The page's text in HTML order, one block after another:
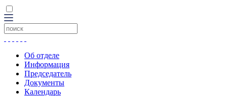
Об отделе
Информация
Председатель
Документы
Календарь